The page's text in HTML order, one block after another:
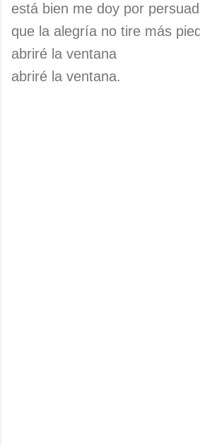
está bien me doy por
que la alegría no tire más
abriré la ventana
abriré la ventana.